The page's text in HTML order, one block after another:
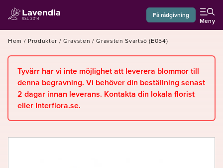
Få rådgivning
Meny
Hem / Produkter / Gravsten / Gravsten Svartsö (E054)
Tyvärr har vi inte möjlighet att leverera blommor till
denna begravning. Vi behöver din beställning senast
2 dagar innan leverans. Kontakta din lokala florist
eller Interflora.se.